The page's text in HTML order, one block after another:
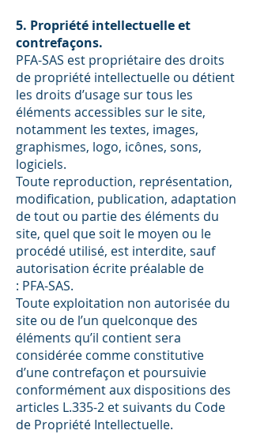
5. Propriété intellectuelle et
contrefaçons.
PFA-SAS est propriétaire des droits
de propriété intellectuelle ou détient
les droits d’usage sur tous les
éléments accessibles sur le site,
notamment les textes, images,
graphismes, logo, icônes, sons,
logiciels.
Toute reproduction, représentation,
modification, publication, adaptation
de tout ou partie des éléments du
site, quel que soit le moyen ou le
procédé utilisé, est interdite, sauf
autorisation écrite préalable de
: PFA-SAS.
Toute exploitation non autorisée du
site ou de l’un quelconque des
éléments qu’il contient sera
considérée comme constitutive
d’une contrefaçon et poursuivie
conformément aux dispositions des
articles L.335-2 et suivants du Code
de Propriété Intellectuelle.